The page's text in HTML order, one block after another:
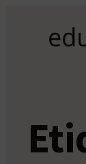
contenido